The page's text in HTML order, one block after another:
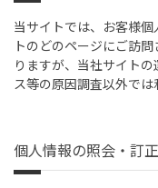
当サイトでは、お客様
トのどのページにご訪
りますが、当社サイト
ス等の原因調査以外では
個人情報の照会・訂